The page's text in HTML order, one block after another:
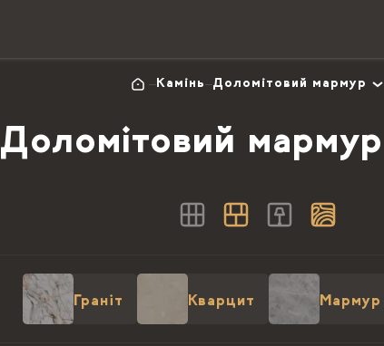
Камінь Доломітовий мармур
Доломітовий
Граніт Кварцит Мармур